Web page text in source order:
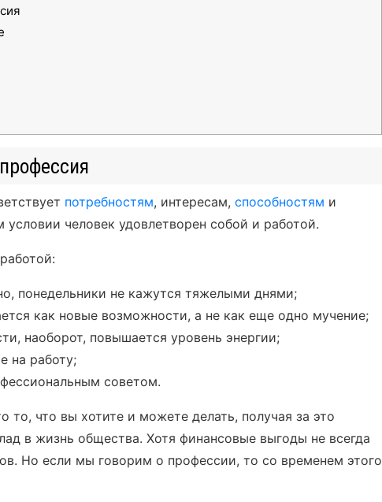
потребностям, интересам, способностям и
условии человек удовлетворен собой и работой.
понедельники не кажутся тяжелыми днями;
как новые возможности, а не как еще одно мучение;
наоборот, повышается уровень энергии;
на работу;
советом.
то, что вы хотите и можете делать, получая за это
в жизнь общества. Хотя финансовые выгоды не всегда
Но если мы говорим о профессии, то со временем этого